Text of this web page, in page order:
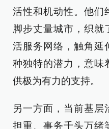
活性和机动性。他们
脚步丈量城市，织就
活服务网络，触角延
种独特的潜力，意味
供极为有力的支持。
另一方面，当前基层
担重、事务千头万绪